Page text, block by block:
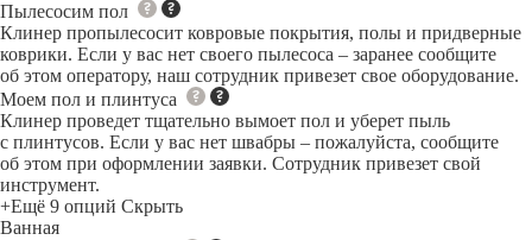
Пылесосим пол
Клинер пропылесосит ковровые покрытия, полы и придверные
коврики. Если у вас нет своего пылесоса – заранее сообщите
об этом оператору, наш сотрудник привезет свое оборудование.
Моем пол и плинтуса
Клинер проведет тщательно вымоет пол и уберет пыль
с плинтусов. Если у вас нет швабры – пожалуйста, сообщите
об этом при оформлении заявки. Сотрудник привезет свой
инструмент.
+Ещё 9 опций Скрыть
Ванная